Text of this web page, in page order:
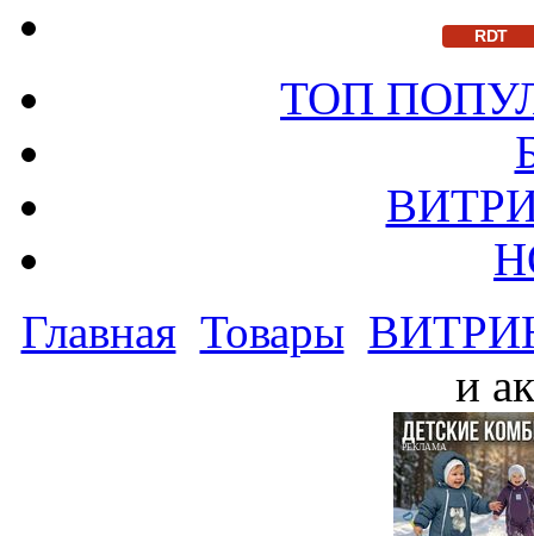
RDT
ТОП
Главная Товары
и
РЕКЛАМА